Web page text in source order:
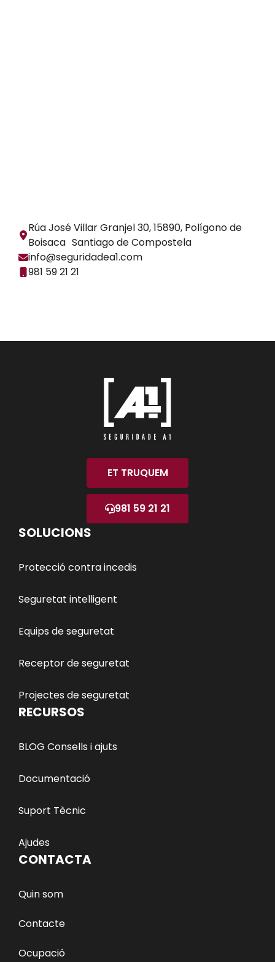
Rúa José Villar Granjel 30, 15890, Polígono de
Boisaca Santiago de Compostela
info@seguridadea1.com
981 59 21 21
ET TRUQUEM
981 59 21 21
SOLUCIONS
Protecció contra incedis
Seguretat intelligent
Equips de seguretat
Receptor de seguretat
Projectes de seguretat
RECURSOS
BLOG Consells i ajuts
Documentació
Suport Tècnic
Ajudes
CONTACTA
Quin som
Contacte
Ocupació